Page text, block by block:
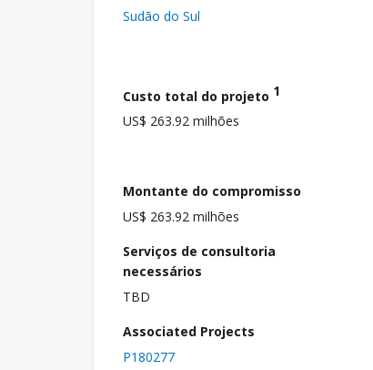
Sudão do Sul
Custo total do projeto 1
US$ 263.92 milhões
Montante do compromisso
US$ 263.92 milhões
Serviços de consultoria
necessários
TBD
Associated Projects
P180277